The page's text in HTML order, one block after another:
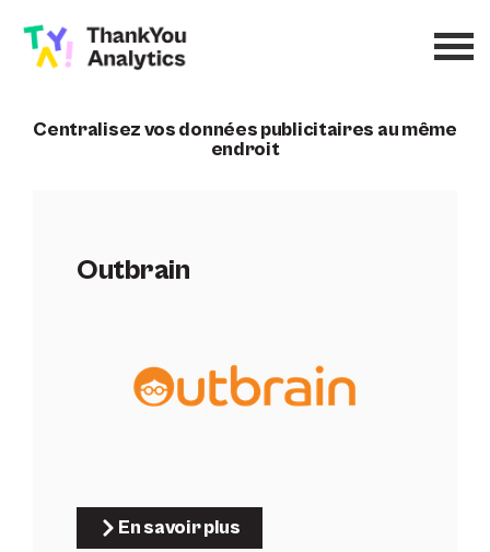
Centralisez vos données publicitaires au même
endroit
Outbrain
En savoir plus